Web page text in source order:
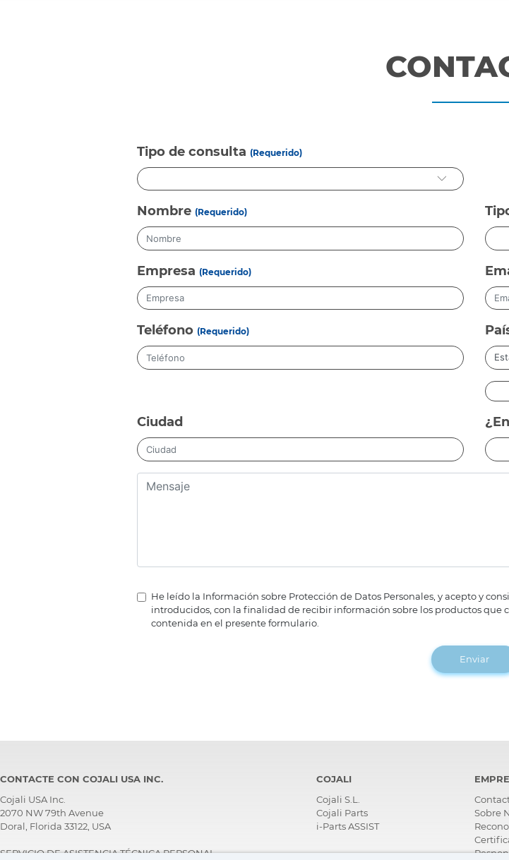
Tipo de consulta (Requerido)
Nombre (Requerido)
Empresa (Requerido)
Teléfono (Requerido)
Ciudad
He leído la Información sobre Protección de Datos Personales, y acepto y
introducidos, con la finalidad de recibir información sobre los productos que
contenida en el presente formulario.
Enviar
CONTACTE CON COJALI USA INC.
Cojali USA Inc.
2070 NW 79th Avenue
Doral, Florida 33122, USA
SERVICIO DE ASISTENCIA TÉCNICA PERSONAL
COJALI
Cojali S.L.
Cojali Parts
i-Parts ASSIST
Sobre